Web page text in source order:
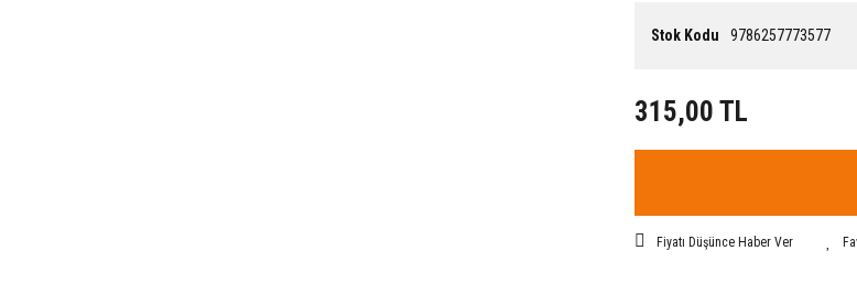
Stok Kodu 9786257773577
315,00 TL
Fiyatı Düşünce Haber Ver